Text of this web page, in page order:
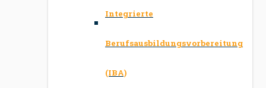
Integrierte
Berufsausbildungsvorbereitung
(IBA)